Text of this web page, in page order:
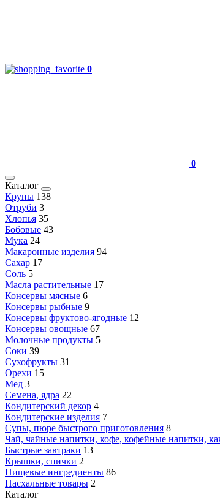
0
0
Каталог
Крупы 138
Отруби 3
Хлопья 35
Бобовые 43
Мука 24
Макаронные изделия 94
Сахар 17
Соль 5
Масла растительные 17
Консервы мясные 6
Консервы рыбные 9
Консервы фруктово-ягодные 12
Консервы овощные 67
Молочные продукты 5
Соки 39
Сухофрукты 31
Орехи 15
Мед 3
Семена, ядра 22
Кондитерский декор 4
Кондитерские изделия 7
Супы, пюре быстрого приготовления 8
Чай, чайные напитки, кофе, кофейные напитки,
Быстрые завтраки 13
Крышки, спички 2
Пищевые ингредиенты 86
Пасхальные товары 2
Каталог